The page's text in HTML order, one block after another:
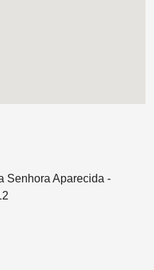
Senhora Aparecida -